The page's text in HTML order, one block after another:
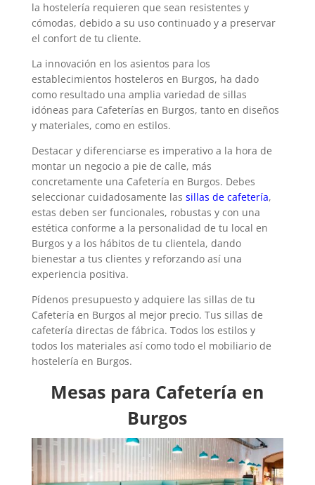
la hostelería requieren que sean resistentes y
cómodas, debido a su uso continuado y a preservar
el confort de tu cliente.
La innovación en los asientos para los
establecimientos hosteleros en Burgos, ha dado
como resultado una amplia variedad de sillas
idóneas para Cafeterías en Burgos, tanto en diseños
y materiales, como en estilos.
Destacar y diferenciarse es imperativo a la hora de
montar un negocio a pie de calle, más
concretamente una Cafetería en Burgos. Debes
seleccionar cuidadosamente las sillas de cafetería,
estas deben ser funcionales, robustas y con una
estética conforme a la personalidad de tu local en
Burgos y a los hábitos de tu clientela, dando
bienestar a tus clientes y reforzando así una
experiencia positiva.
Pídenos presupuesto y adquiere las sillas de tu
Cafetería en Burgos al mejor precio. Tus sillas de
cafetería directas de fábrica. Todos los estilos y
todos los materiales así como todo el mobiliario de
hostelería en Burgos.
Mesas para Cafetería en
Burgos